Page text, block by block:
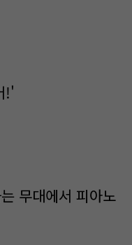
!'
무대에서 피아노